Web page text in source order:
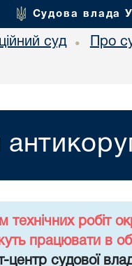
Судова влада
суд • Про
робіт
працювати в
центр судової